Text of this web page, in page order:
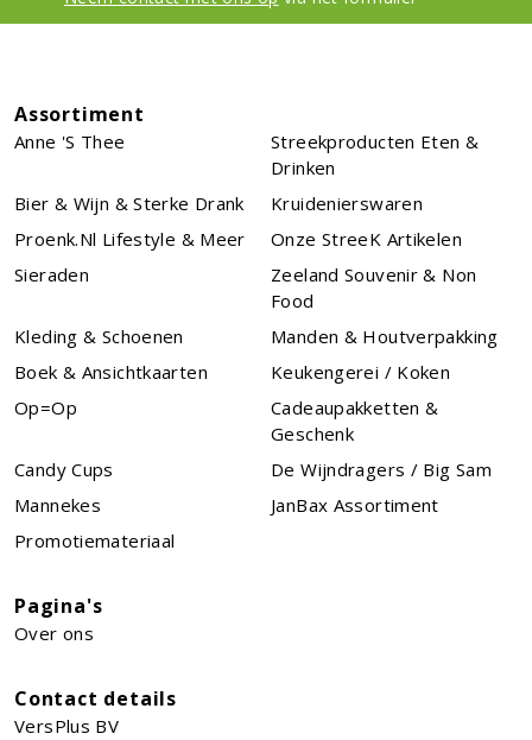
Assortiment
Anne 's Thee
Streekproducten Eten &
Drinken
Bier & Wijn & Sterke Drank
Kruidenierswaren
Proenk.nl Lifestyle & Meer
Onze StreeK Artikelen
Sieraden
Zeeland Souvenir & Non
Food
Kleding & Schoenen
Manden & Houtverpakking
Boek & Ansichtkaarten
Keukengerei / Koken
Op=Op
Cadeaupakketten &
Geschenk
Candy Cups
De Wijndragers / Big Sam
Mannekes
JanBax Assortiment
Promotiemateriaal
Pagina's
Over ons
Contact details
VersPlus BV